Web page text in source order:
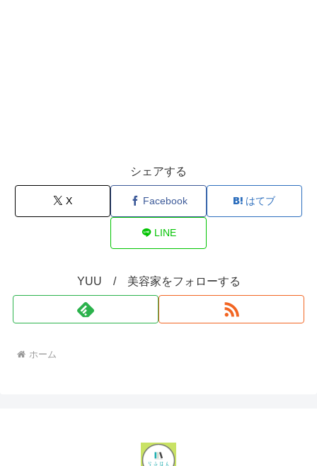
シェアする
X Facebook はてブ
LINE
YUU / 美容家をフォローする
ホーム